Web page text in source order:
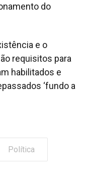
do
e o
requisitos para
habilitados e
‘fundo a
Política